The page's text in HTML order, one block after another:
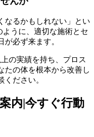
なるかもしれない」とい
うに、適切な施術とセ
必ず来ます。
の実績を持ち、プロス
たの体を根本から改善し
ださい。
内|今すぐ行動